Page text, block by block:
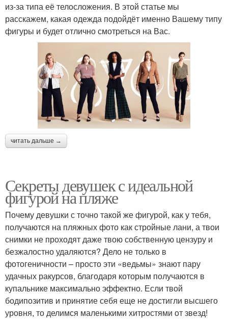
из-за типа её телосложения. В этой статье мы
расскажем, какая одежда подойдёт именно Вашему типу
фигуры и будет отлично смотреться на Вас.
читать дальше →
Секреты девушек с идеальной
фигурой на пляже
Почему девушки с точно такой же фигурой, как у тебя,
получаются на пляжных фото как стройные лани, а твои
снимки не проходят даже твою собственную цензуру и
безжалостно удаляются? Дело не только в
фотогеничности – просто эти «ведьмы» знают пару
удачных ракурсов, благодаря которым получаются в
купальнике максимально эффектно. Если твой
бодипозитив и принятие себя еще не достигли высшего
уровня, то делимся маленькими хитростями от звезд!